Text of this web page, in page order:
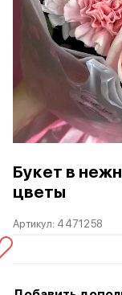
Букет в
цветы
Артикул: 4471258